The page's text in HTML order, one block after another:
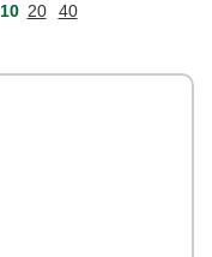
10 20 40